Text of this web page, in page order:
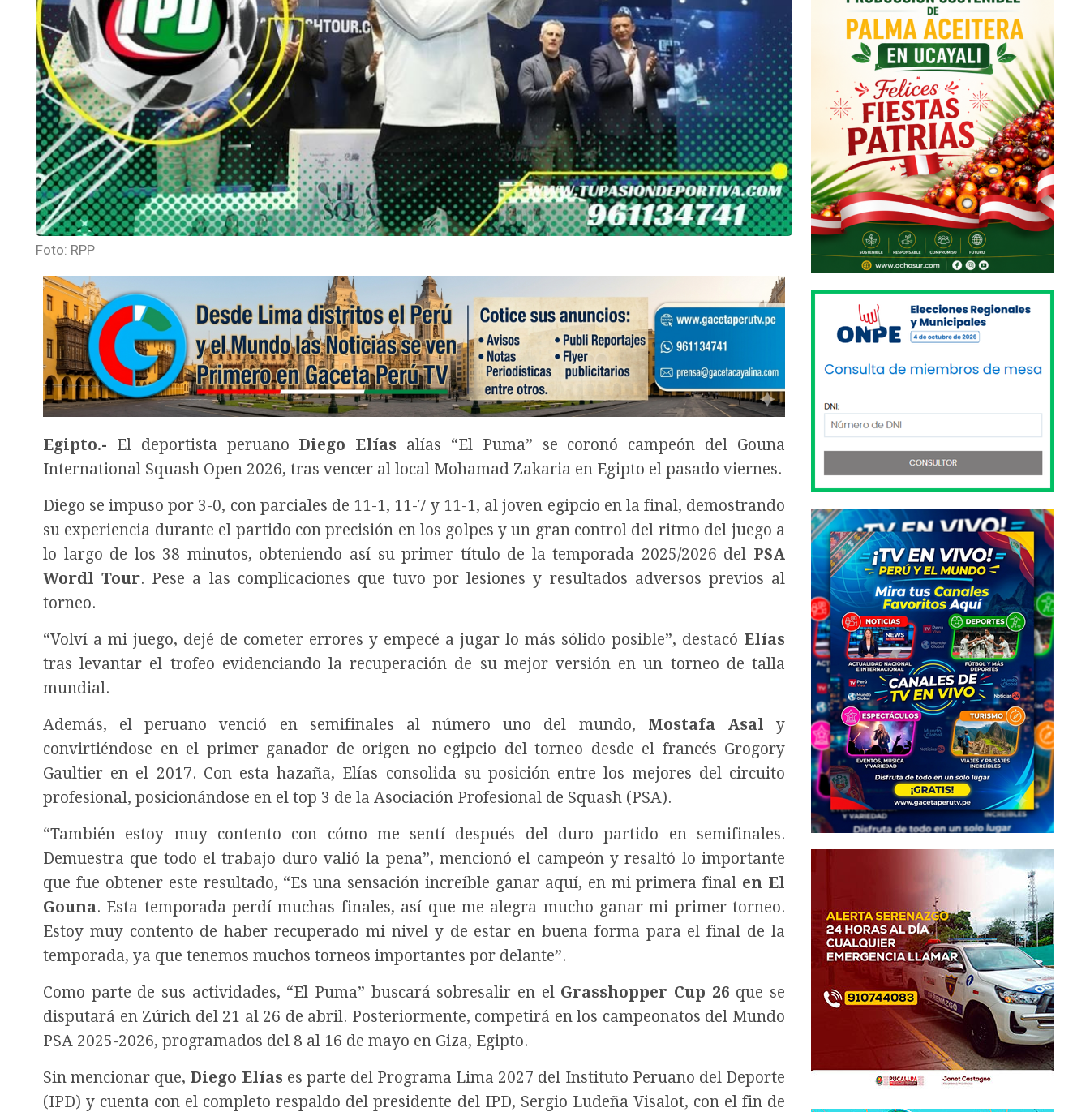
Foto: RPP
Egipto.- El deportista peruano Diego Elías alías “El Puma” se coronó campeón del Gouna
International Squash Open 2026, tras vencer al local Mohamad Zakaria en Egipto el pasado viernes.
Diego se impuso por 3-0, con parciales de 11-1, 11-7 y 11-1, al joven egipcio en la final, demostrando
su experiencia durante el partido con precisión en los golpes y un gran control del ritmo del juego a
lo largo de los 38 minutos, obteniendo así su primer título de la temporada 2025/2026 del PSA
Wordl Tour. Pese a las complicaciones que tuvo por lesiones y resultados adversos previos al
torneo.
“Volví a mi juego, dejé de cometer errores y empecé a jugar lo más sólido posible”, destacó Elías
tras levantar el trofeo evidenciando la recuperación de su mejor versión en un torneo de talla
mundial.
Además, el peruano venció en semifinales al número uno del mundo, Mostafa Asal y
convirtiéndose en el primer ganador de origen no egipcio del torneo desde el francés Grogory
Gaultier en el 2017. Con esta hazaña, Elías consolida su posición entre los mejores del circuito
profesional, posicionándose en el top 3 de la Asociación Profesional de Squash (PSA).
“También estoy muy contento con cómo me sentí después del duro partido en semifinales.
Demuestra que todo el trabajo duro valió la pena”, mencionó el campeón y resaltó lo importante
que fue obtener este resultado, “Es una sensación increíble ganar aquí, en mi primera final en El
Gouna. Esta temporada perdí muchas finales, así que me alegra mucho ganar mi primer torneo.
Estoy muy contento de haber recuperado mi nivel y de estar en buena forma para el final de la
temporada, ya que tenemos muchos torneos importantes por delante”.
Como parte de sus actividades, “El Puma” buscará sobresalir en el Grasshopper Cup 26 que se
disputará en Zúrich del 21 al 26 de abril. Posteriormente, competirá en los campeonatos del Mundo
PSA 2025-2026, programados del 8 al 16 de mayo en Giza, Egipto.
Sin mencionar que, Diego Elías es parte del Programa Lima 2027 del Instituto Peruano del Deporte
(IPD) y cuenta con el completo respaldo del presidente del IPD, Sergio Ludeña Visalot, con el fin de